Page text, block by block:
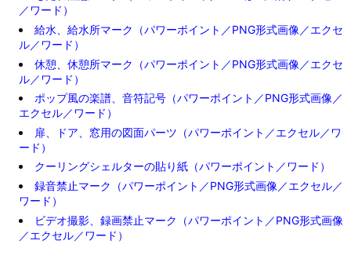
／ワード）
給水、給水所マーク（パワーポイント／PNG形式画像／エクセ
ル／ワード）
休憩、休憩所マーク（パワーポイント／PNG形式画像／エクセ
ル／ワード）
ポップ風の楽譜、音符記号（パワーポイント／PNG形式画像／
エクセル／ワード）
扉、ドア、窓用の図面パーツ（パワーポイント／エクセル／ワ
ード）
クーリングシェルターの貼り紙（パワーポイント／ワード）
録音禁止マーク（パワーポイント／PNG形式画像／エクセル／
ワード）
ビデオ撮影、録画禁止マーク（パワーポイント／PNG形式画像
／エクセル／ワード）